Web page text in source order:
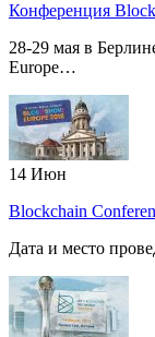
Конференция
28-29 мая в
Europe…
14 Июн
Blockchain
Дата и место